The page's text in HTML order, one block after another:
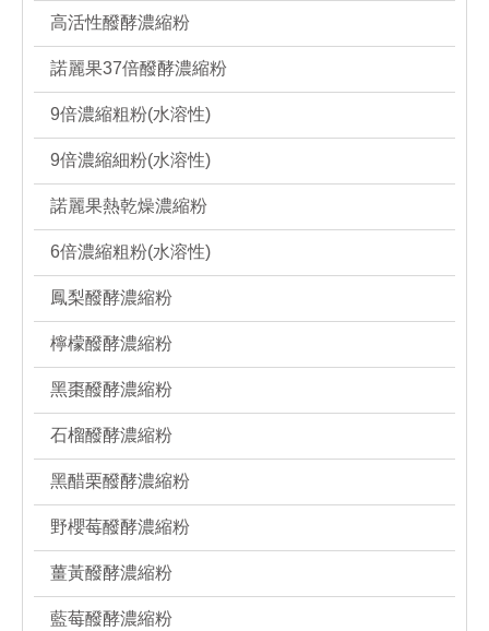
高活性醱酵濃縮粉
諾麗果37倍醱酵濃縮粉
9倍濃縮粗粉(水溶性)
9倍濃縮細粉(水溶性)
諾麗果熱乾燥濃縮粉
6倍濃縮粗粉(水溶性)
鳳梨醱酵濃縮粉
檸檬醱酵濃縮粉
黑棗醱酵濃縮粉
石榴醱酵濃縮粉
黑醋栗醱酵濃縮粉
野櫻莓醱酵濃縮粉
薑黃醱酵濃縮粉
藍莓醱酵濃縮粉